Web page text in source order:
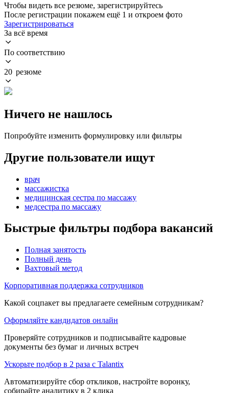
Чтобы видеть все резюме, зарегистрируйтесь
После регистрации покажем ещё 1 и откроем фото
Зарегистрироваться
За всё время
По соответствию
20 резюме
Ничего не нашлось
Попробуйте изменить формулировку или фильтры
Другие пользователи ищут
врач
массажистка
медицинская сестра по массажу
медсестра по массажу
Быстрые фильтры подбора вакансий
Полная занятость
Полный день
Вахтовый метод
Корпоративная поддержка сотрудников
Какой соцпакет вы предлагаете семейным сотрудникам?
Оформляйте кандидатов онлайн
Проверяйте сотрудников и подписывайте кадровые
документы без бумаг и личных встреч
Ускорьте подбор в 2 раза с Talantix
Автоматизируйте сбор откликов, настройте воронку,
собирайте аналитику в 2 клика